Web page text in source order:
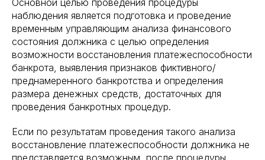
наблюдения является подготовка и проведение
временным управляющим анализа финансового
состояния должника с целью определения
возможности восстановления платежеспособности
банкрота, выявления признаков фиктивного/
преднамеренного банкротства и определения
размера денежных средств, достаточных для
проведения банкротных процедур.
Если по результатам проведения такого анализа
восстановление платежеспособности должника не
представляется возможным, после процедуры